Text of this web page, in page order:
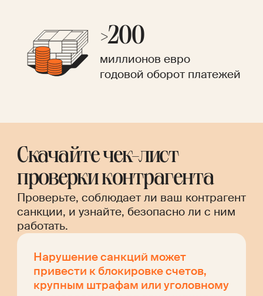
>200
миллионов евро
годовой оборот платежей
Скачайте чек-лист
проверки контрагента
Проверьте, соблюдает ли ваш контрагент
санкции, и узнайте, безопасно ли с ним
работать.
Нарушение санкций может
привести к блокировке счетов,
крупным штрафам или уголовному